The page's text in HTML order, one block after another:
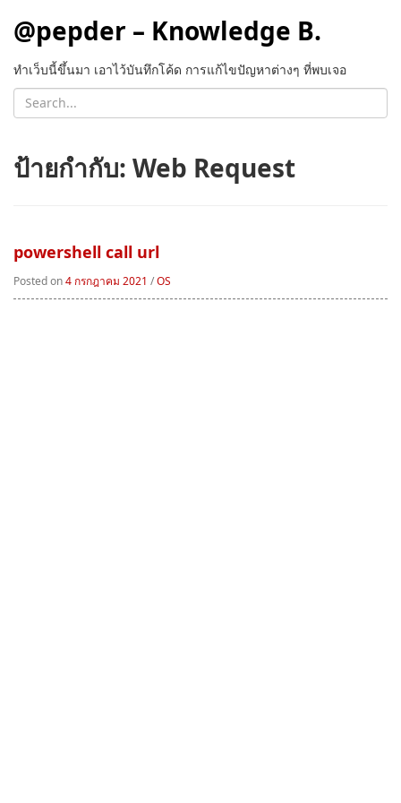
@pepder – Knowledge B.
ทำเว็บนี้ขึ้นมา เอาไว้บันทึกโค้ด การแก้ไขปัญหาต่างๆ ที่พบเจอ
ป้ายกำกับ: Web Request
powershell call url
Posted on4 กรกฎาคม 2021 /OS